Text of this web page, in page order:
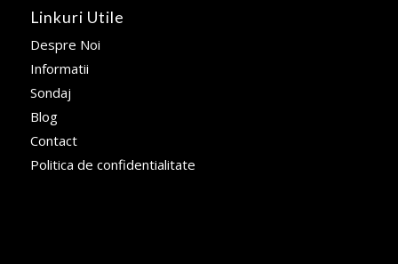
Linkuri Utile
Despre Noi
Informatii
Sondaj
Blog
Contact
Politica de confidentialitate